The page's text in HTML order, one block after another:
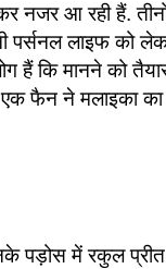
नजर आ रही हैं.
पर्सनल लाइफ को
हैं कि मानने को
फैन ने मलाइका का
पड़ोस में रकुल